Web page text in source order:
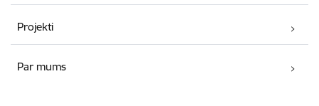
Projekti
Par mums